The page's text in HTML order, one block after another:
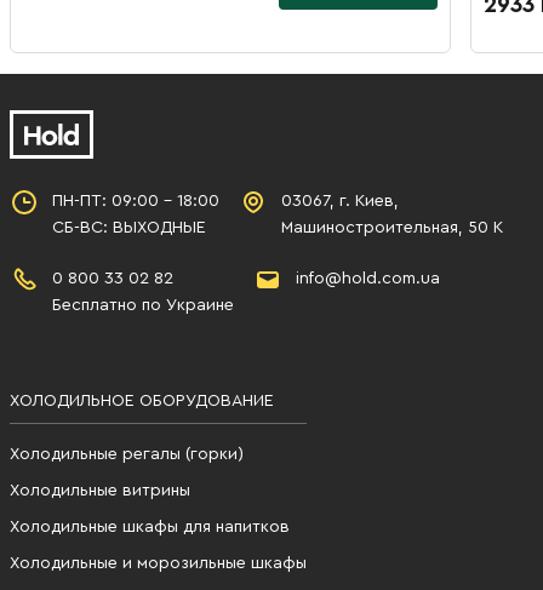
ПН-ПТ: 09:00 - 18:00
СБ-ВС: ВЫХОДНЫЕ
03067, г. Киев,
Машиностроительная, 50 К
0 800 33 02 82
Бесплатно по Украине
info@hold.com.ua
ХОЛОДИЛЬНОЕ ОБОРУДОВАНИЕ
Холодильные регалы (горки)
Холодильные витрины
Холодильные шкафы для напитков
Холодильные и морозильные шкафы